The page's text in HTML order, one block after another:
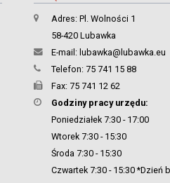
Adres: Pl. Wolności 1
58-420 Lubawka
E-mail: lubawka@lubawka.eu
Telefon: 75 741 15 88
Fax: 75 741 12 62
Godziny pracy urzędu:
Poniedziałek 7:30 - 17:00
Wtorek 7:30 - 15:30
Środa 7:30 - 15:30
Czwartek 7:30 - 15:30 *Dzień